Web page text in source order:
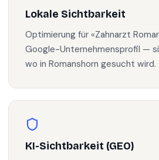
Lokale Sichtbarkeit
Optimierung für «Zahnarzt
Google-Unternehmensprofil —
wo in Romanshorn gesucht wird.
KI-Sichtbarkeit (GEO)